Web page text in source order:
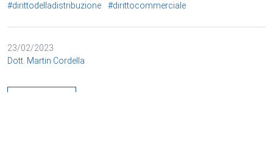
#dirittodelladistribuzione #dirittocommerciale
23/02/2023
Dott. Martin Cordella